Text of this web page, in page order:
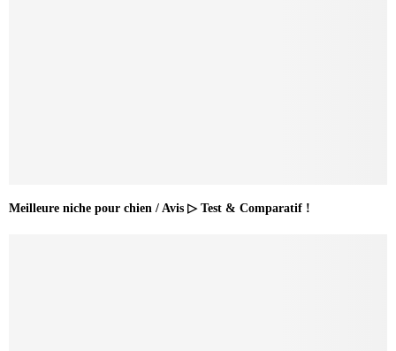
Meilleure niche pour chien / Avis ▷ Test & Comparatif !